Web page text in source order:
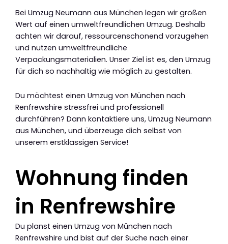
Bei Umzug Neumann aus München legen wir großen
Wert auf einen umweltfreundlichen Umzug. Deshalb
achten wir darauf, ressourcenschonend vorzugehen
und nutzen umweltfreundliche
Verpackungsmaterialien. Unser Ziel ist es, den Umzug
für dich so nachhaltig wie möglich zu gestalten.
Du möchtest einen Umzug von München nach
Renfrewshire stressfrei und professionell
durchführen? Dann kontaktiere uns, Umzug Neumann
aus München, und überzeuge dich selbst von
unserem erstklassigen Service!
Wohnung finden
in Renfrewshire
Du planst einen Umzug von München nach
Renfrewshire und bist auf der Suche nach einer